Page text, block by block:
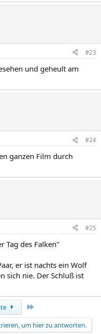
#23
und geheult am
#24
ganzen Film durch
#25
Tag des Falken"
er ist nachts ein Wolf
sich nie. Der Schluß ist
um hier zu antworten.